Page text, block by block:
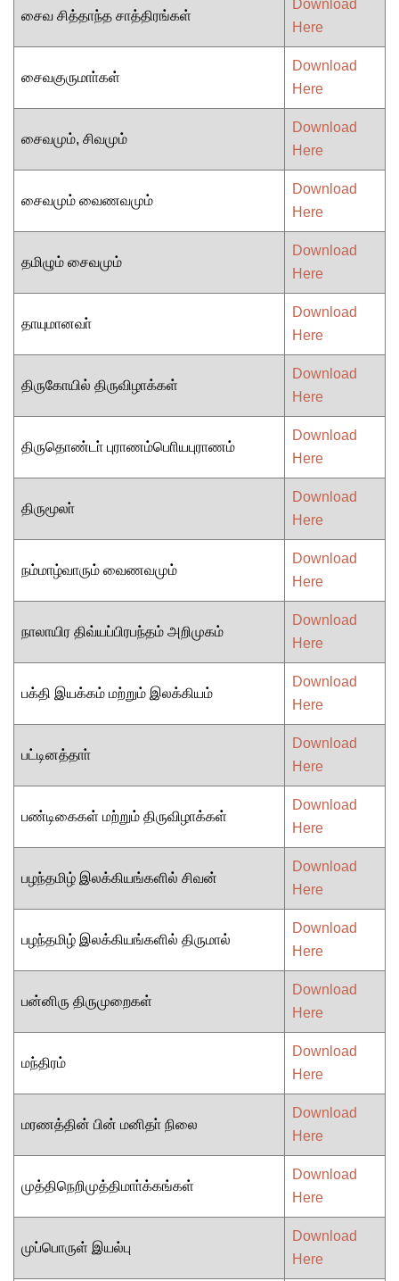
சைவ சித்தாந்த சாத்திரங்கள்
Download
Here
சைவகுருமாா்கள்
Download
Here
சைவமும், சிவமும்
Download
Here
சைவமும் வைணவமும்
Download
Here
தமிழும் சைவமும்
Download
Here
தாயுமானவா்
Download
Here
திருகோயில் திருவிழாக்கள்
Download
Here
திருதொண்டா் புராணம்பொியபுராணம்
Download
Here
திருமூலா்
Download
Here
நம்மாழ்வாரும் வைணவமும்
Download
Here
நாலாயிர திவ்யப்பிரபந்தம் அறிமுகம்
Download
Here
பக்தி இயக்கம் மற்றும் இலக்கியம்
Download
Here
பட்டினத்தாா்
Download
Here
பண்டிகைகள் மற்றும் திருவிழாக்கள்
Download
Here
பழந்தமிழ் இலக்கியங்களில் சிவன்
Download
Here
பழந்தமிழ் இலக்கியங்களில் திருமால்
Download
Here
பன்னிரு திருமுறைகள்
Download
Here
மந்திரம்
Download
Here
மரணத்தின் பின் மனிதா் நிலை
Download
Here
முத்திநெறிமுத்திமாா்க்கங்கள்
Download
Here
முப்பொருள் இயல்பு
Download
Here